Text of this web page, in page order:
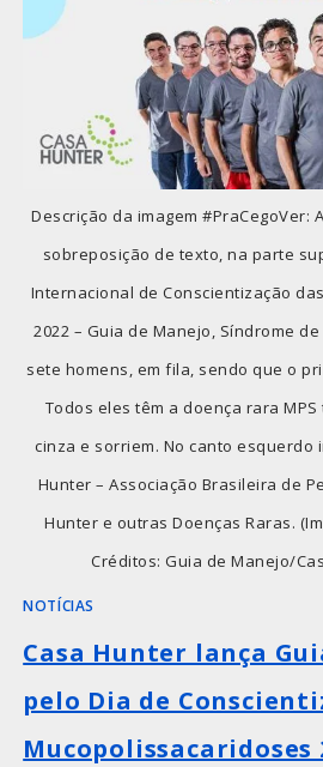
Descrição da imagem #PraCegoVer:
sobreposição de texto, na parte
Internacional de Conscientização
2022 – Guia de Manejo, Síndrome
sete homens, em fila, sendo que o
Todos eles têm a doença rara
cinza e sorriem. No canto esquerdo
Hunter – Associação Brasileira de
Hunter e outras Doenças Raras.
Créditos: Guia de Manejo/
NOTÍCIAS
Casa Hunter lança
pelo Dia de
Mucopolissacaridoses